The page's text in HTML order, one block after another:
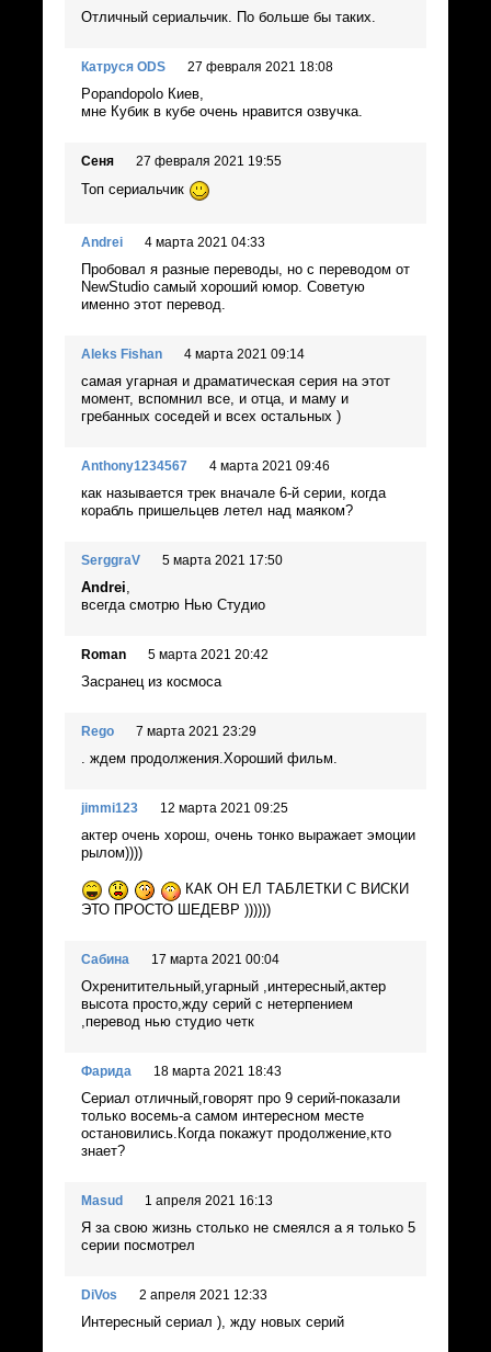
Отличный сериальчик. По больше бы таких.
Катруся ODS 27 февраля 2021 18:08
Popandopolo Киев,
мне Кубик в кубе очень нравится озвучка.
Сеня 27 февраля 2021 19:55
Топ сериальчик
Andrei 4 марта 2021 04:33
Пробовал я разные переводы, но с переводом от
NewStudio самый хороший юмор. Советую
именно этот перевод.
Aleks Fishan 4 марта 2021 09:14
самая угарная и драматическая серия на этот
момент, вспомнил все, и отца, и маму и
гребанных соседей и всех остальных )
Anthony1234567 4 марта 2021 09:46
как называется трек вначале 6-й серии, когда
корабль пришельцев летел над маяком?
SerggraV 5 марта 2021 17:50
Andrei,
всегда смотрю Нью Студио
Roman 5 марта 2021 20:42
Засранец из космоса
Rego 7 марта 2021 23:29
. ждем продолжения.Хороший фильм.
jimmi123 12 марта 2021 09:25
актер очень хорош, очень тонко выражает эмоции
рылом))))
КАК ОН ЕЛ ТАБЛЕТКИ С ВИСКИ
ЭТО ПРОСТО ШЕДЕВР ))))))
Сабина 17 марта 2021 00:04
Охренитительный,угарный ,интересный,актер
высота просто,жду серий с нетерпением
,перевод нью студио четк
Фарида 18 марта 2021 18:43
Сериал отличный,говорят про 9 серий-показали
только восемь-а самом интересном месте
остановились.Когда покажут продолжение,кто
знает?
Masud 1 апреля 2021 16:13
Я за свою жизнь столько не смеялся а я только 5
серии посмотрел
DiVos 2 апреля 2021 12:33
Интересный сериал ), жду новых серий